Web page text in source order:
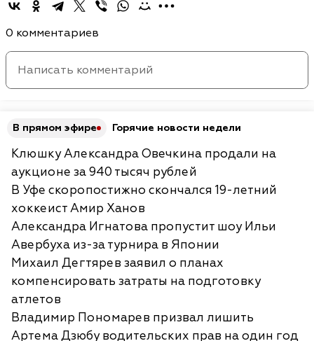
0 комментариев
В прямом эфире Горячие новости недели
Клюшку Александра Овечкина продали на
аукционе за 940 тысяч рублей
В Уфе скоропостижно скончался 19-летний
хоккеист Амир Ханов
Александра Игнатова пропустит шоу Ильи
Авербуха из-за турнира в Японии
Михаил Дегтярев заявил о планах
компенсировать затраты на подготовку
атлетов
Владимир Пономарев призвал лишить
Артема Дзюбу водительских прав на один год